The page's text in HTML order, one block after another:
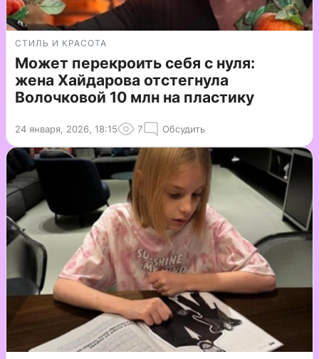
СТИЛЬ И КРАСОТА
Может перекроить себя с нуля:
жена Хайдарова отстегнула
Волочковой 10 млн на пластику
24 января, 2026, 18:15 7 Обсудить